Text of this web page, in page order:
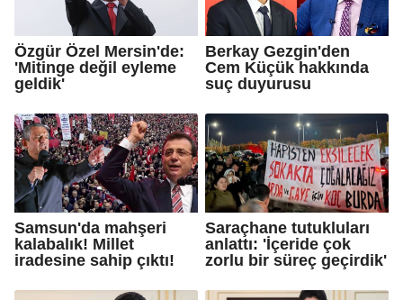
Özgür Özel Mersin'de:
'Mitinge değil eyleme
geldik'
Berkay Gezgin'den
Cem Küçük hakkında
suç duyurusu
Samsun'da mahşeri
kalabalık! Millet
iradesine sahip çıktı!
Saraçhane tutukluları
anlattı: 'İçeride çok
zorlu bir süreç geçirdik'